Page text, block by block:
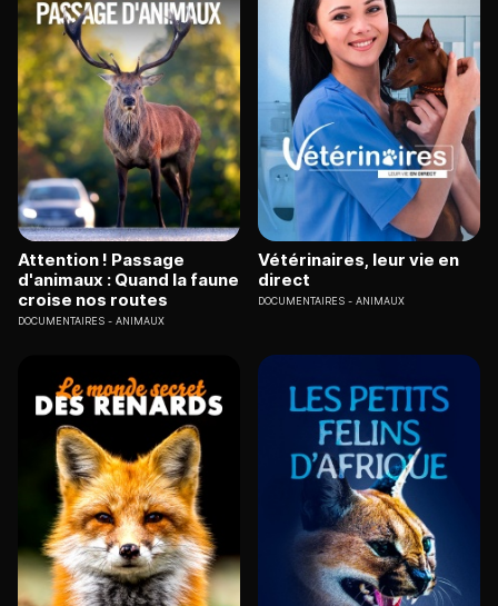
Attention ! Passage
d'animaux : Quand la faune
croise nos routes
DOCUMENTAIRES ANIMAUX
Vétérinaires, leur vie en
direct
DOCUMENTAIRES ANIMAUX